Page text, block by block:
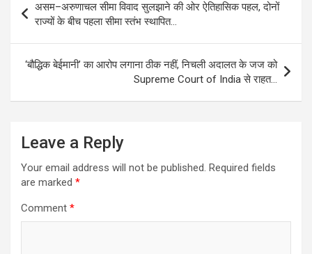
navigation
असम–अरुणाचल सीमा विवाद सुलझाने की ओर ऐतिहासिक पहल, दोनों
राज्यों के बीच पहला सीमा स्तंभ स्थापित…
‘बौद्धिक बेईमानी’ का आरोप लगाना ठीक नहीं, निचली अदालत के जज को
Supreme Court of India से राहत…
Leave a Reply
Your email address will not be published. Required fields
are marked *
Comment *